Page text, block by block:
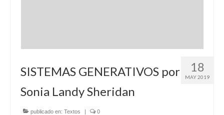
18
MAY 2019
SISTEMAS GENERATIVOS por
Sonia Landy Sheridan
publicado en: Textos | 0